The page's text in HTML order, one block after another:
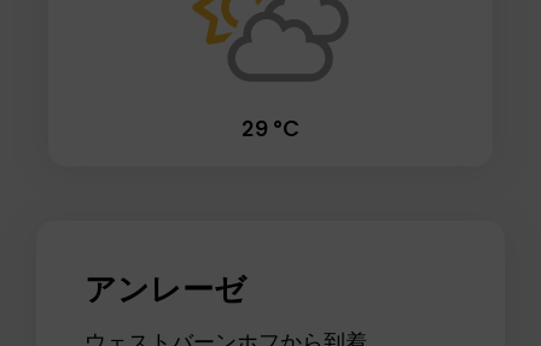
29 °C
アンレーゼ
ウェストバーンホフから到着